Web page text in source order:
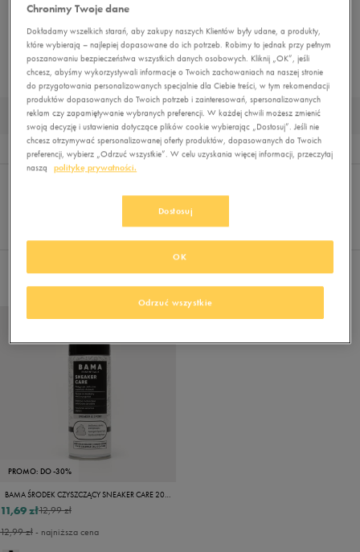
NEW ERA NIKE OTO
TIMBERLAND UMBRO UNDER ARMOUR UP8 U.S. POLO ASSN.
VANS
PRODUKTY MĘSKIE BAMA
1
Sortuj:
Pokaż
60
Nie wybrano filtrów
PROMO: DO -30%
BAMA ŚRODEK CZYSZCZĄCY SNEAKER CARE 200ML
12,99 zł
11,69 zł
12,99 zł- najniższa cena
Chronimy Twoje dane
Dokładamy wszelkich starań, aby zakupy naszych Klientów były udane, a produkty,
które wybierają – najlepiej dopasowane do ich potrzeb. Robimy to jednak przy pełnym
poszanowaniu bezpieczeństwa wszystkich danych osobowych. Kliknij „OK”, jeśli
chcesz, abyśmy wykorzystywali informacje o Twoich zachowaniach na naszej stronie
do przygotowania personalizowanych specjalnie dla Ciebie treści, w tym rekomendacji
produktów dopasowanych do Twoich potrzeb i zainteresowań, spersonalizowanych
reklam czy zapamiętywanie wybranych preferencji. W każdej chwili możesz zmienić
swoją decyzję i ustawienia dotyczące plików cookie wybierając „Dostosuj”. Jeśli nie
chcesz otrzymywać spersonalizowanej oferty produktów, dopasowanych do Twoich
preferencji, wybierz „Odrzuć wszystkie”. W celu uzyskania więcej informacji, przeczytaj
naszą
politykę prywatności.
Dostosuj
Odrzuć wszystkie
OK